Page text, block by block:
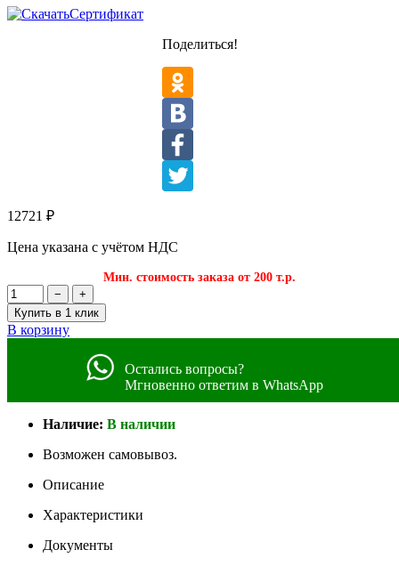
Сертификат
Поделиться!
12721 ₽
Цена указана с учётом НДС
Мин. стоимость заказа от 200 т.р.
−
+
Купить в 1 клик
В корзину
Остались вопросы?
Мгновенно ответим в WhatsApp
Наличие: В наличии
Возможен самовывоз.
Описание
Характеристики
Документы